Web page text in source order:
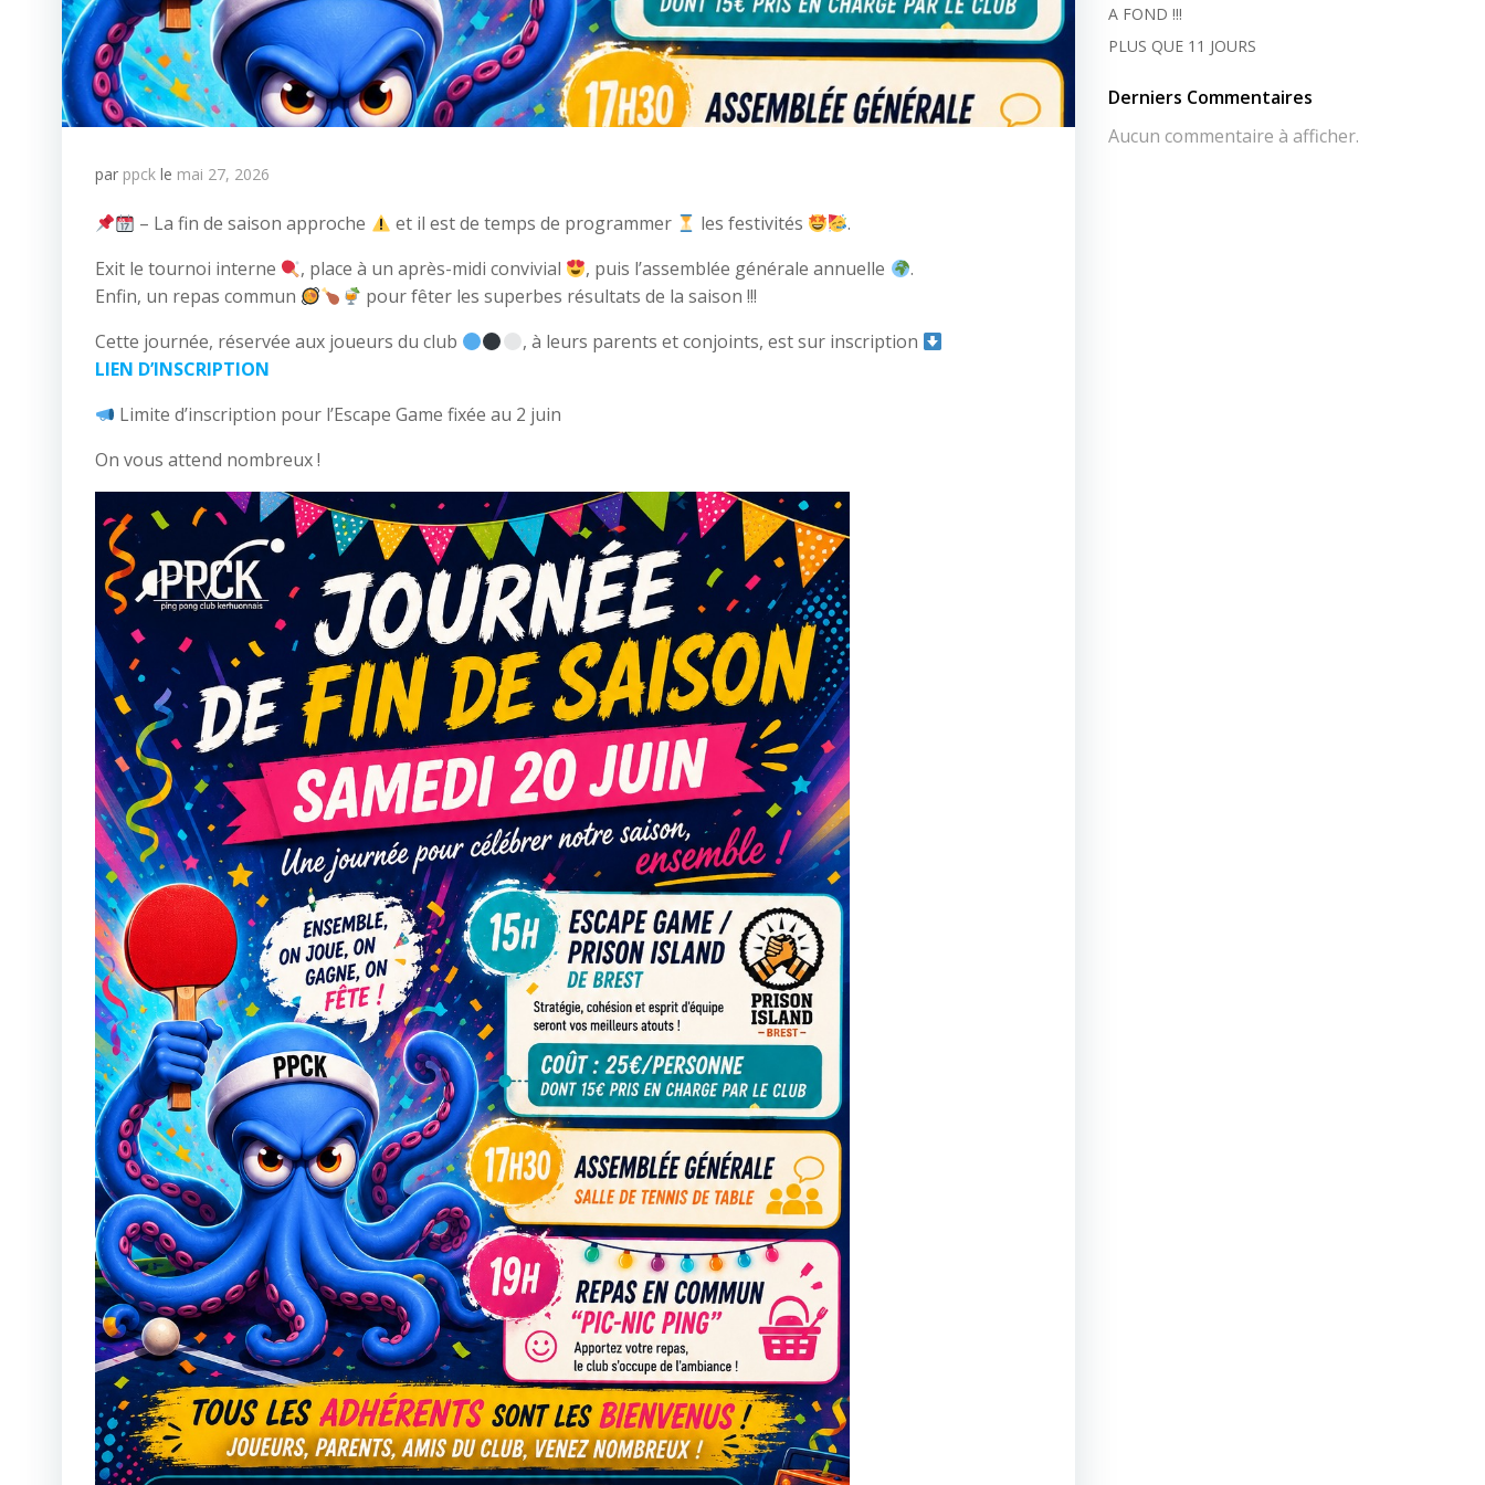
par ppck le mai 27, 2026
– La fin de saison approche et il est de temps de programmer les festivités
.
Exit le tournoi interne
, place à un après-midi convivial , puis l’assemblée générale annuelle
.
Enfin, un repas commun
pour fêter les superbes résultats de la saison !!!
Cette journée, réservée aux joueurs du club
, à leurs parents et conjoints, est sur inscription
LIEN D’INSCRIPTION
Limite d’inscription pour l’Escape Game fixée au 2 juin
On vous attend nombreux !
A FOND !!!
PLUS QUE 11 JOURS
Derniers Commentaires
Aucun commentaire à afficher.